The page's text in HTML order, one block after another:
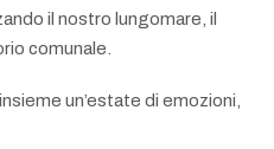
il nostro lungomare, il
comunale.
un’estate di emozioni,